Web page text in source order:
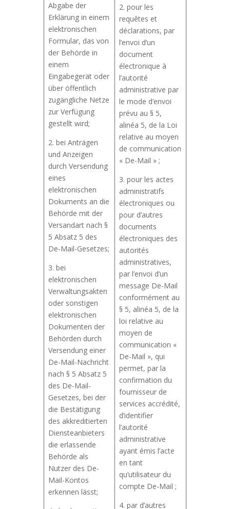
Abgabe der
Erklärung in einem
elektronischen
Formular, das von
der Behörde in
einem
Eingabegerät oder
über öffentlich
zugängliche Netze
zur Verfügung
gestellt wird;
2. bei Anträgen
und Anzeigen
durch Versendung
eines
elektronischen
Dokuments an die
Behörde mit der
Versandart nach §
5 Absatz 5 des
De-Mail-Gesetzes;
3. bei
elektronischen
Verwaltungsakten
oder sonstigen
elektronischen
Dokumenten der
Behörden durch
Versendung einer
De-Mail-Nachricht
nach § 5 Absatz 5
des De-Mail-
Gesetzes, bei der
die Bestätigung
des akkreditierten
Diensteanbieters
die erlassende
Behörde als
Nutzer des De-
Mail-Kontos
erkennen lässt;
2. pour les
requêtes et
déclarations, par
l’envoi d’un
document
électronique à
l’autorité
administrative par
le mode d’envoi
prévu au § 5,
alinéa 5, de la Loi
relative au moyen
de communication
« De-Mail » ;
3. pour les actes
administratifs
électroniques ou
pour d’autres
documents
électroniques des
autorités
administratives,
par l’envoi d’un
message De-Mail
conformément au
§ 5, alinéa 5, de la
loi relative au
moyen de
communication «
De-Mail », qui
permet, par la
confirmation du
fournisseur de
services accrédité,
d’identifier
l’autorité
administrative
ayant émis l’acte
en tant
qu’utilisateur du
compte De-Mail ;
4. par d’autres